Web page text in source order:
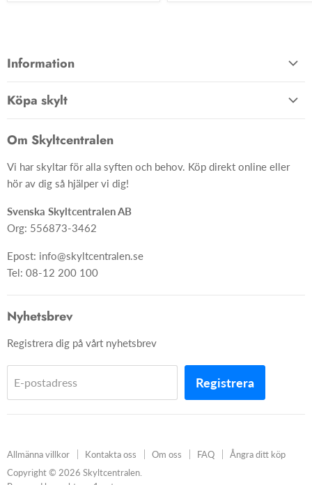
Information
Om oss
Ångra ditt köp
Köpa skylt
Material
Skyltar
Skapa skylt från grunden
Om Skyltcentralen
Vi har skyltar för alla syften och behov. Köp direkt online eller
hör av dig så hjälper vi dig!
Svenska Skyltcentralen AB
Org: 556873-3462
Epost: info@skyltcentralen.se
Tel: 08-12 200 100
Nyhetsbrev
Registrera dig på vårt nyhetsbrev
E-postadress Registrera
Allmänna villkor Kontakta oss Om oss FAQ
Ångra ditt köp
Copyright © 2026 Skyltcentralen.